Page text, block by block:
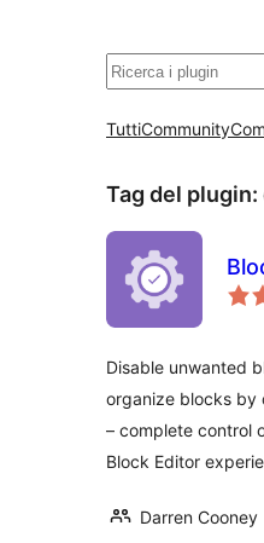
Cerca
TuttiCommunity
Tag del plugin:
Disable unwanted
organize blocks by
– complete control
Block Editor
Darren Cooney